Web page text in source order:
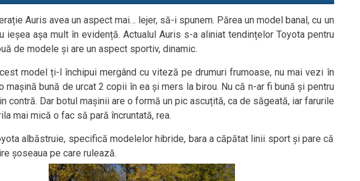
Auris avea un aspect mai… lejer, să-i spunem. Părea un model banal, cu un
ieșea așa mult în evidență. Actualul Auris s-a aliniat tendințelor Toyota pentru
de modele și are un aspect sportiv, dinamic.
model ți-l închipui mergând cu viteză pe drumuri frumoase, nu mai vezi în
mașină bună de urcat 2 copii în ea și mers la birou. Nu că n-ar fi bună și pentru
contră. Dar botul mașinii are o formă un pic ascuțită, ca de săgeată, iar farurile
mai mică o fac să pară încruntată, rea.
albăstruie, specifică modelelor hibride, bara a căpătat linii sport și pare că
șoseaua pe care rulează.